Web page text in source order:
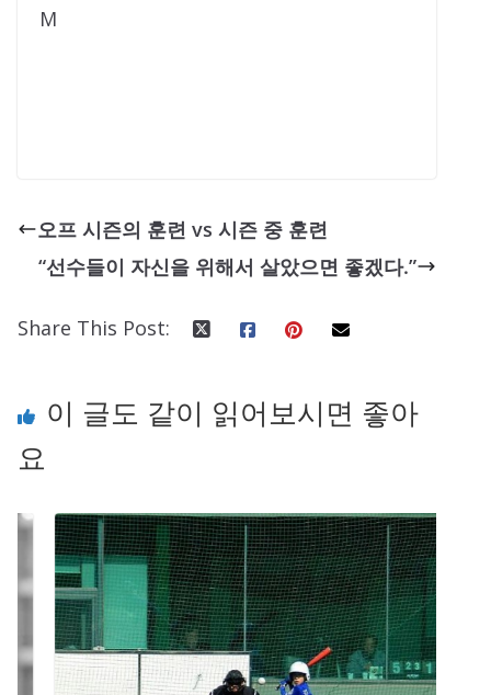
M
오프 시즌의 훈련 vs 시즌 중 훈련
“선수들이 자신을 위해서 살았으면 좋겠다.”
Share This Post:
이 글도 같이 읽어보시면 좋아
요